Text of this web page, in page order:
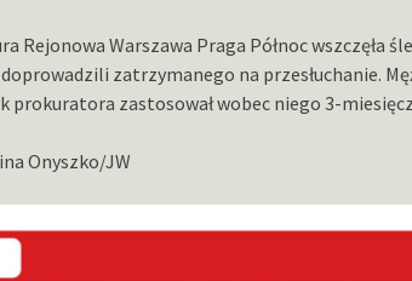
Rejonowa Warszawa Praga Północ wszczęła
zatrzymanego na przesłuchanie.
prokuratora zastosował wobec niego 3-
Onyszko/JW